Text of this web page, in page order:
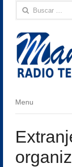
Buscar:
Menu
Menu